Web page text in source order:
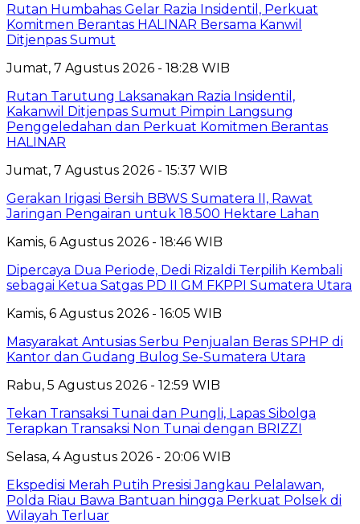
Rutan Humbahas Gelar Razia Insidentil, Perkuat
Komitmen Berantas HALINAR Bersama Kanwil
Ditjenpas Sumut
Jumat, 7 Agustus 2026 - 18:28 WIB
Rutan Tarutung Laksanakan Razia Insidentil,
Kakanwil Ditjenpas Sumut Pimpin Langsung
Penggeledahan dan Perkuat Komitmen Berantas
HALINAR
Jumat, 7 Agustus 2026 - 15:37 WIB
Gerakan Irigasi Bersih BBWS Sumatera II, Rawat
Jaringan Pengairan untuk 18.500 Hektare Lahan
Kamis, 6 Agustus 2026 - 18:46 WIB
Dipercaya Dua Periode, Dedi Rizaldi Terpilih Kembali
sebagai Ketua Satgas PD II GM FKPPI Sumatera Utara
Kamis, 6 Agustus 2026 - 16:05 WIB
Masyarakat Antusias Serbu Penjualan Beras SPHP di
Kantor dan Gudang Bulog Se-Sumatera Utara
Rabu, 5 Agustus 2026 - 12:59 WIB
Tekan Transaksi Tunai dan Pungli, Lapas Sibolga
Terapkan Transaksi Non Tunai dengan BRIZZI
Selasa, 4 Agustus 2026 - 20:06 WIB
Ekspedisi Merah Putih Presisi Jangkau Pelalawan,
Polda Riau Bawa Bantuan hingga Perkuat Polsek di
Wilayah Terluar